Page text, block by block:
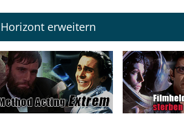
Horizont erweitern